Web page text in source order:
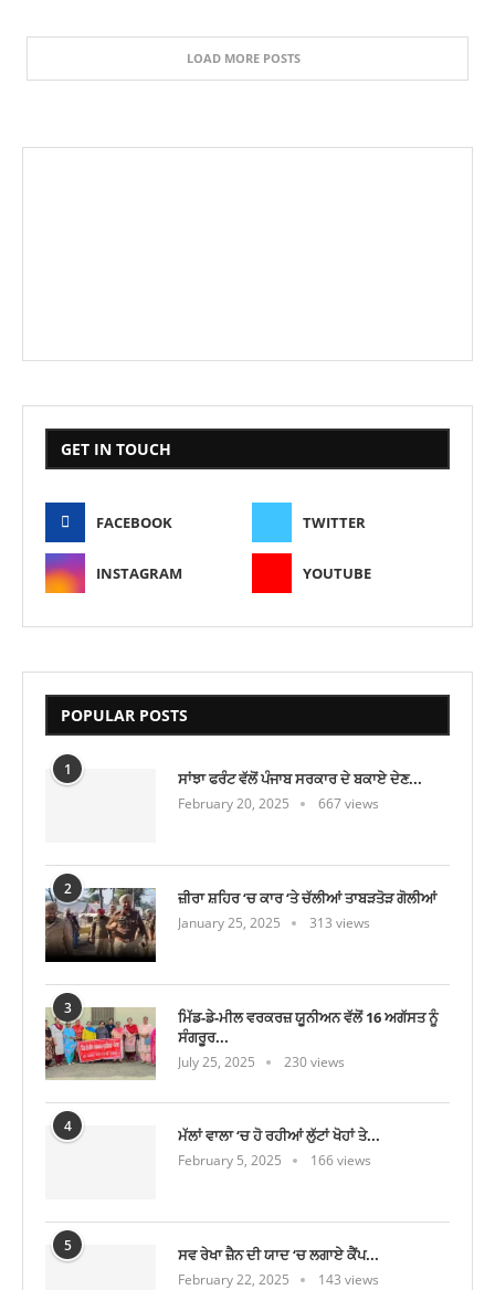
LOAD MORE POSTS
GET IN TOUCH
FACEBOOK TWITTER
INSTAGRAM YOUTUBE
POPULAR POSTS
1 ਸਾਂਝਾ ਫਰੰਟ ਵੱਲੋਂ ਪੰਜਾਬ ਸਰਕਾਰ ਦੇ ਬਕਾਏ ਦੇਣ...
February 20, 2025 667 views
2 ਜ਼ੀਰਾ ਸ਼ਹਿਰ ‘ਚ ਕਾਰ ‘ਤੇ ਚੱਲੀਆਂ ਤਾਬੜਤੋੜ ਗੋਲੀਆਂ
January 25, 2025 313 views
3
ਮਿੱਡ-ਡੇ-ਮੀਲ ਵਰਕਰਜ਼ ਯੂਨੀਅਨ ਵੱਲੋਂ 16 ਅਗੱਸਤ ਨੂੰ
ਸੰਗਰੂਰ...
July 25, 2025 230 views
4 ਮੱਲਾਂ ਵਾਲਾ ‘ਚ ਹੋ ਰਹੀਆਂ ਲੁੱਟਾਂ ਖੋਹਾਂ ਤੇ...
February 5, 2025 166 views
5 ਸਵ ਰੇਖਾ ਜ਼ੈਨ ਦੀ ਯਾਦ ‘ਚ ਲਗਾਏ ਕੈਂਪ...
February 22, 2025 143 views